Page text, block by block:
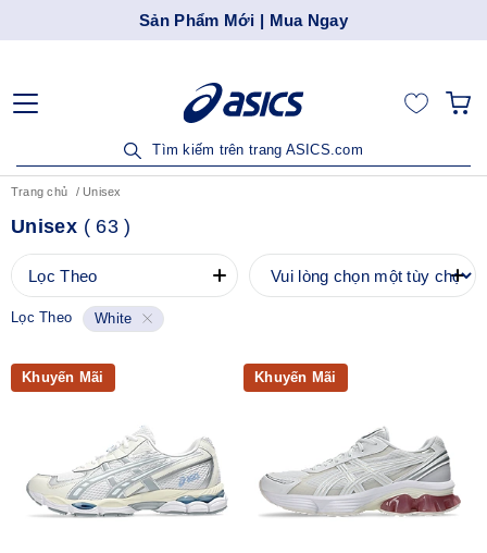
Sản Phẩm Mới | Mua Ngay
Tìm kiếm trên trang ASICS.com
Trang chủ Unisex
Unisex (63)
Lọc Theo
Lọc Theo White
Khuyến Mãi Khuyến Mãi